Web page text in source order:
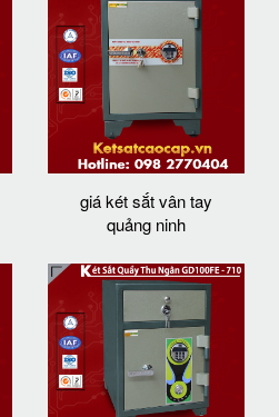
giá két sắt vân tay
quảng ninh